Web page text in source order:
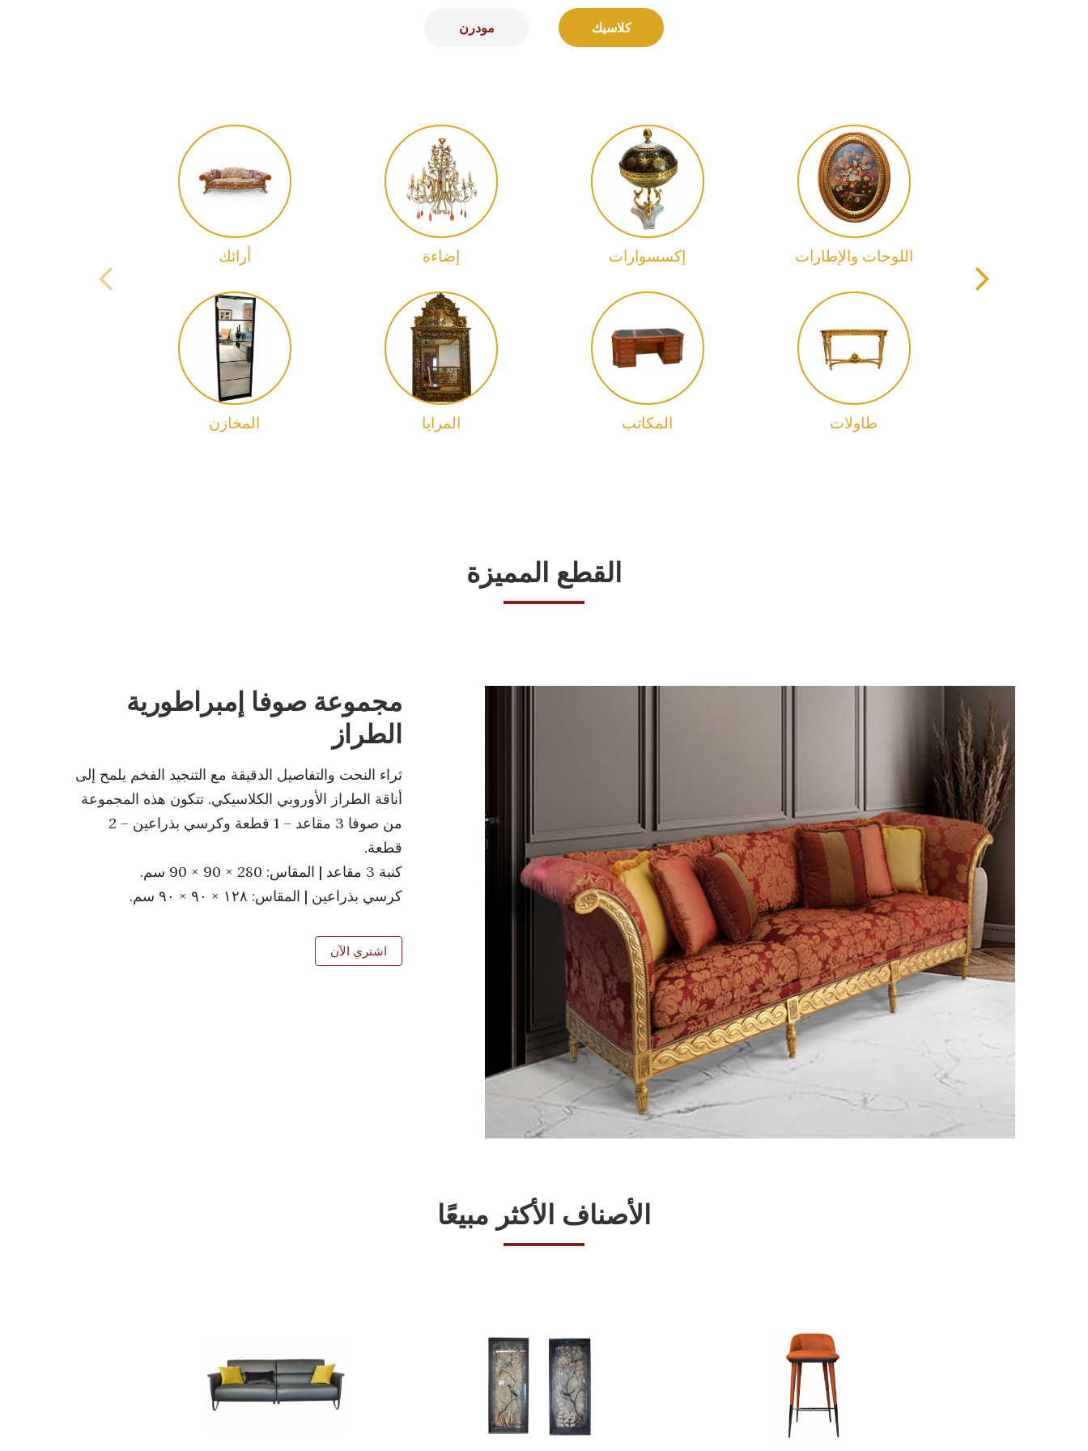
كلاسيك مودرن
أرائك إضاءة إكسسوارات اللوحات والإطارات
المخازن المرايا المكاتب طاولات
القطع المميزة
مجموعة صوفا إمبراطورية
الطراز
ثراء النحت والتفاصيل الدقيقة مع التنجيد الفخم يلمح إلى
أناقة الطراز الأوروبي الكلاسيكي. تتكون هذه المجموعة
من صوفا 3 مقاعد – 1 قطعة وكرسي بذراعين – 2
قطعة.
كنبة 3 مقاعد | المقاس: 280 × 90 × 90 سم.
كرسي بذراعين | المقاس: ١٢٨ × ٩٠ × ٩٠ سم.
اشتري الآن
الأصناف الأكثر مبيعًا